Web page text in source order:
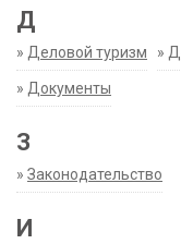
Д
» Деловой туризм »
» Документы
З
» Законодательство
И